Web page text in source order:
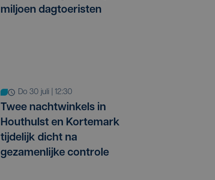
miljoen dagtoeristen
do 30 juli | 12:30
Twee nachtwinkels in
Houthulst en Kortemark
tijdelijk dicht na
gezamenlijke controle